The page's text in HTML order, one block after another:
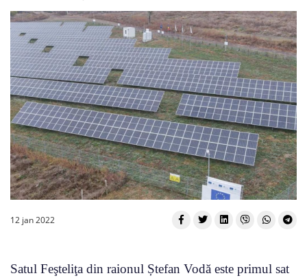
12 jan 2022
Satul Feşteliţa din raionul Ștefan Vodă este primul sat